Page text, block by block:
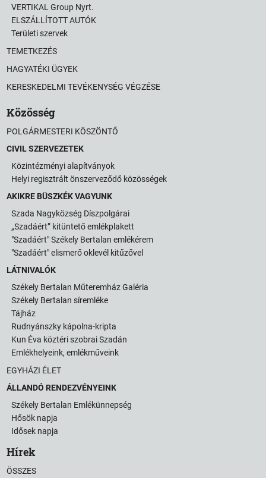
VERTIKAL Group Nyrt.
ELSZÁLLÍTOTT AUTÓK
Területi szervek
TEMETKEZÉS
HAGYATÉKI ÜGYEK
KERESKEDELMI TEVÉKENYSÉG VÉGZÉSE
Közösség
POLGÁRMESTERI KÖSZÖNTŐ
CIVIL SZERVEZETEK
Közintézményi alapítványok
Helyi regisztrált önszerveződő közösségek
AKIKRE BÜSZKÉK VAGYUNK
Szada Nagyközség Díszpolgárai
„Szadáért” kitüntető emlékplakett
"Szadáért" Székely Bertalan emlékérem
"Szadáért" elismerő oklevél kitűzővel
LÁTNIVALÓK
Székely Bertalan Műteremház Galéria
Székely Bertalan síremléke
Tájház
Rudnyánszky kápolna-kripta
Kun Éva köztéri szobrai Szadán
Emlékhelyeink, emlékműveink
EGYHÁZI ÉLET
ÁLLANDÓ RENDEZVÉNYEINK
Székely Bertalan Emlékünnepség
Hősök napja
Idősek napja
Hírek
ÖSSZES